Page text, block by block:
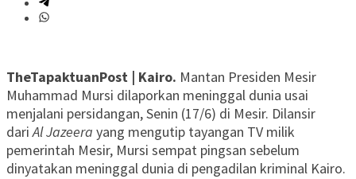
TheTapaktuanPost | Kairo. Mantan Presiden Mesir
Muhammad Mursi dilaporkan meninggal dunia usai
menjalani persidangan, Senin (17/6) di Mesir. Dilansir
dariAl Jazeera yang mengutip tayangan TV milik
pemerintah Mesir, Mursi sempat pingsan sebelum
dinyatakan meninggal dunia di pengadilan kriminal Kairo.